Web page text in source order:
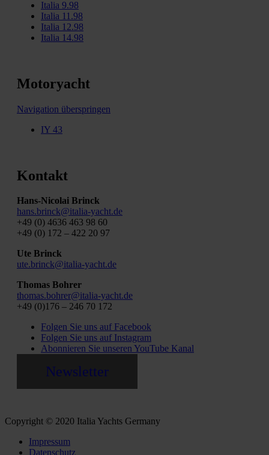
Italia 9.98
Italia 11.98
Italia 12.98
Italia 14.98
Motoryacht
Navigation überspringen
IY 43
Kontakt
Hans-Nicolai Brinck
hans.brinck@italia-yacht.de
+49 (0) 4636 463 98 60
+49 (0) 172 – 422 20 97
Ute Brinck
ute.brinck@italia-yacht.de
Thomas Bohrer
thomas.bohrer@italia-yacht.de
+49 (0)176 – 246 70 172
Folgen Sie uns auf Facebook
Folgen Sie uns auf Instagram
Abonnieren Sie unseren YouTube Kanal
Newsletter
Copyright © 2020 Italia Yachts Germany
Impressum
Datenschutz